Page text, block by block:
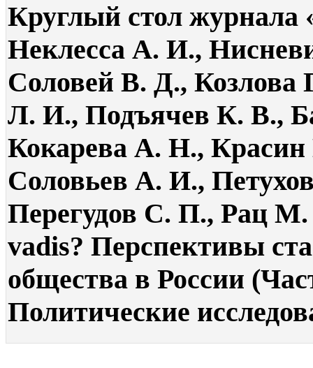
Круглый стол
Неклесса А. И.,
Соловей В. Д.,
Л. И., Подъячев К. В.,
Кокарева А. Н.,
Соловьев А. И.,
Перегудов С. П., Рац
vadis? Перспективы
общества в России
Политические